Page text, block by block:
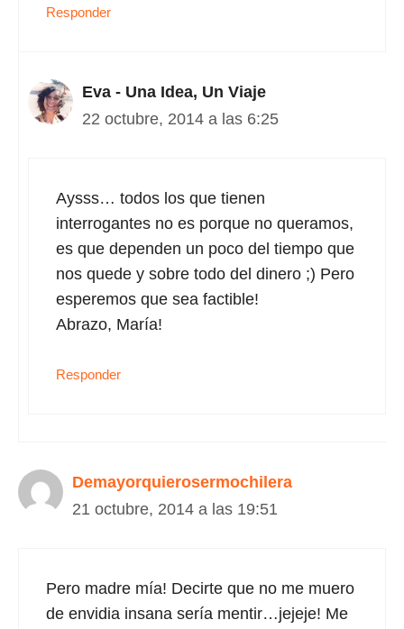
Responder
Eva - Una Idea, Un Viaje
22 octubre, 2014 a las 6:25
Aysss… todos los que tienen
interrogantes no es porque no queramos,
es que dependen un poco del tiempo que
nos quede y sobre todo del dinero ;) Pero
esperemos que sea factible!
Abrazo, María!
Responder
Demayorquierosermochilera
21 octubre, 2014 a las 19:51
Pero madre mía! Decirte que no me muero
de envidia insana sería mentir…jejeje! Me